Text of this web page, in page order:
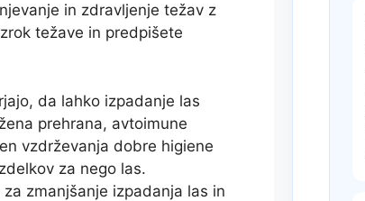
in zdravljenje težav z
težave in predpišete
da lahko izpadanje las
prehrana, avtoimune
vzdrževanja dobre higiene
za nego las.
zmanjšanje izpadanja las in